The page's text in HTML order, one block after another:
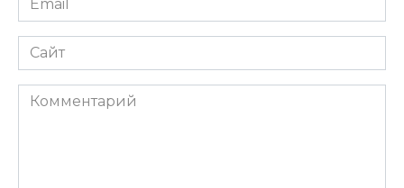
*
Сайт
Комментарий